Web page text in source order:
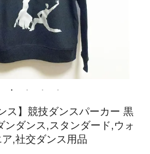
ス】競技ダンスパーカー 黒
ンダンス,スタンダード,ウォ
,社交ダンス用品